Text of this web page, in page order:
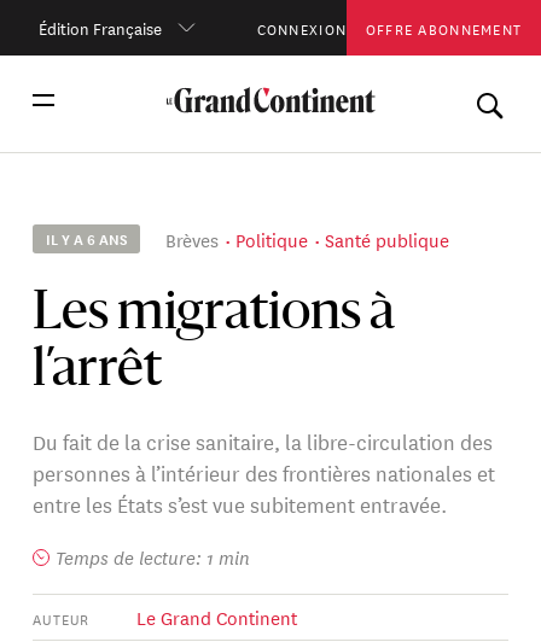
Édition Française CONNEXION OFFRE ABONNEMENT
IL Y A 6 ANS Brèves Politique Santé publique
Les migrations à
l’arrêt
Du fait de la crise sanitaire, la libre-circulation des
personnes à l’intérieur des frontières nationales et
entre les États s’est vue subitement entravée.
Temps de lecture: 1 min
AUTEUR Le Grand Continent